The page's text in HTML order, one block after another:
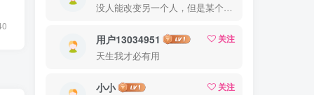
没人能改变另一个人，但是某个人能成为一个人改变的原因
用户13034951
关注
天生我才必有用
小小
关注